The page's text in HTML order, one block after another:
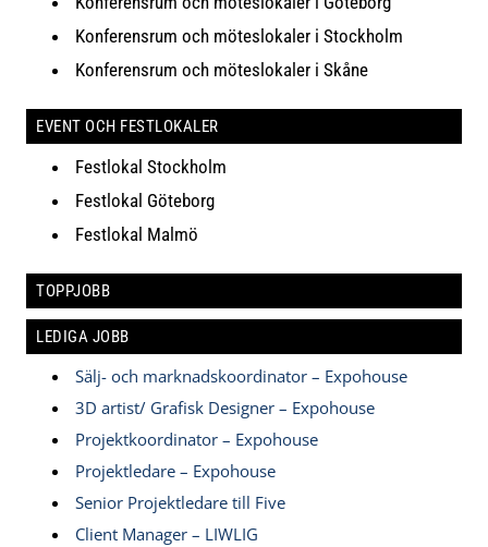
Konferensrum och möteslokaler i Stockholm
Konferensrum och möteslokaler i Skåne
EVENT OCH FESTLOKALER
Festlokal Stockholm
Festlokal Göteborg
Festlokal Malmö
TOPPJOBB
LEDIGA JOBB
Sälj- och marknadskoordinator – Expohouse
3D artist/ Grafisk Designer – Expohouse
Projektkoordinator – Expohouse
Projektledare – Expohouse
Senior Projektledare till Five
Client Manager – LIWLIG